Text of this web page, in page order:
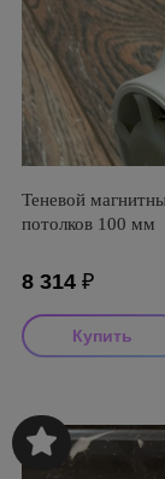
Теневой
потолков 100 мм
8 314 ₽